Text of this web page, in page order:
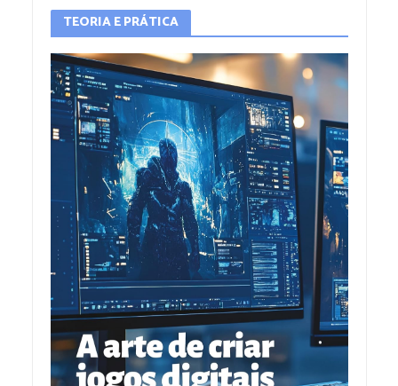
TEORIA E PRÁTICA